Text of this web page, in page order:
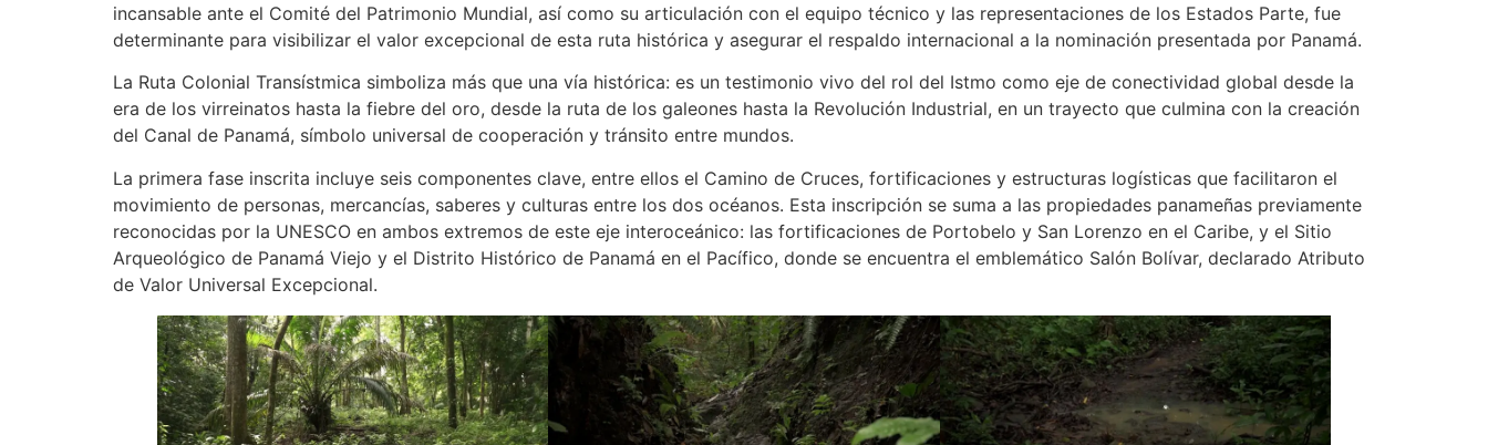
incansable ante el Comité del Patrimonio Mundial, así como su articulación con el equipo técnico y las representaciones de los Estados Parte, fue
determinante para visibilizar el valor excepcional de esta ruta histórica y asegurar el respaldo internacional a la nominación presentada por Panamá.
La Ruta Colonial Transístmica simboliza más que una vía histórica: es un testimonio vivo del rol del Istmo como eje de conectividad global desde la
era de los virreinatos hasta la fiebre del oro, desde la ruta de los galeones hasta la Revolución Industrial, en un trayecto que culmina con la creación
del Canal de Panamá, símbolo universal de cooperación y tránsito entre mundos.
La primera fase inscrita incluye seis componentes clave, entre ellos el Camino de Cruces, fortificaciones y estructuras logísticas que facilitaron el
movimiento de personas, mercancías, saberes y culturas entre los dos océanos. Esta inscripción se suma a las propiedades panameñas previamente
reconocidas por la UNESCO en ambos extremos de este eje interoceánico: las fortificaciones de Portobelo y San Lorenzo en el Caribe, y el Sitio
Arqueológico de Panamá Viejo y el Distrito Histórico de Panamá en el Pacífico, donde se encuentra el emblemático Salón Bolívar, declarado Atributo
de Valor Universal Excepcional.